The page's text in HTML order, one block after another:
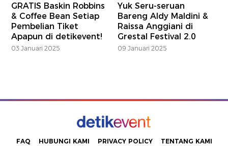
GRATIS Baskin Robbins
& Coffee Bean Setiap
Pembelian Tiket
Apapun di detikevent!
03 Januari 2025
Yuk Seru-seruan
Bareng Aldy Maldini &
Raissa Anggiani di
Grestal Festival 2.0
09 Januari 2025
FAQ HUBUNGI KAMI PRIVACY POLICY TENTANG KAMI